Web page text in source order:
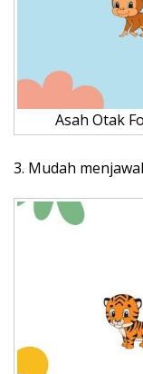
Asah Otak
3. Mudah